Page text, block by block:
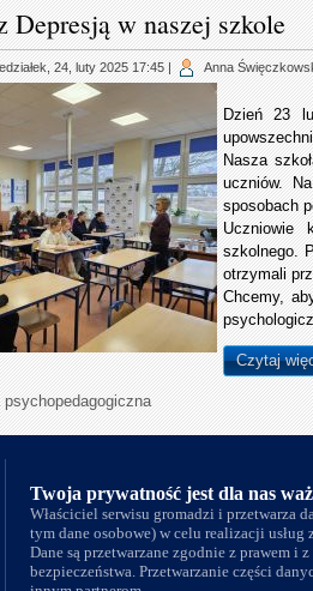
Depresją w naszej szkole
24, luty 2025 17:45 | Anna
Dzień 23
Nasza
uczniów.
sposobach
Uczniowie
szkolnego.
otrzymali
Chcemy,
Czytaj
psychopedagogiczna
Twoja prywatność jest dla nas
Właściciel serwisu gromadzi i przetwarza
tym dane osobowe) w celu realizacji usług
Dane są przetwarzane zgodnie z prawem i
bezpieczeństwa. Przetwarzanie części